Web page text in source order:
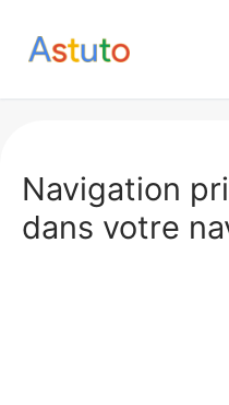
Navigation
dans votre